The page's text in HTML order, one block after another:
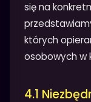
się na
których
osobowych w
4.1